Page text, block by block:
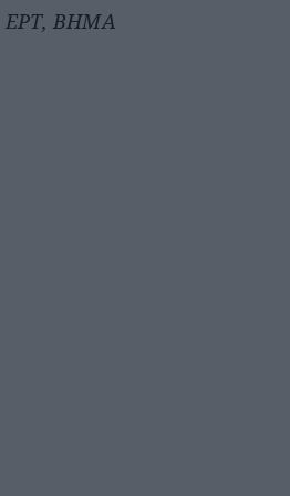
ΕΡΤ, ΒΗΜΑ